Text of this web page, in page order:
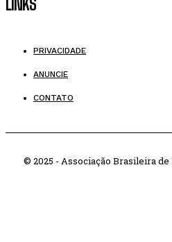
PRIVACIDADE
ANUNCIE
CONTATO
© 2025 - Associação Brasileira de